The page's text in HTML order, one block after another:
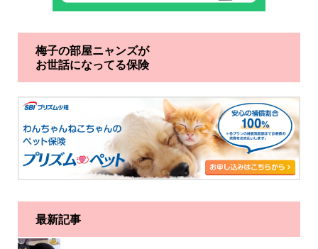
梅子の部屋ニャンズが
お世話になってる保険
最新記事